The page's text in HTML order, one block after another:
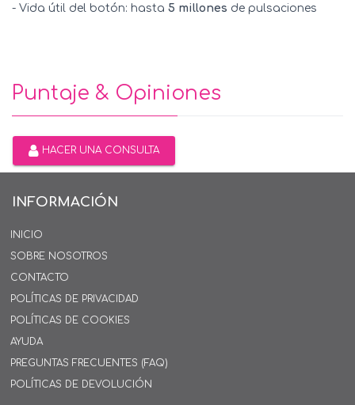
- Vida útil del botón: hasta 5 millones de pulsaciones
Puntaje & Opiniones
HACER UNA CONSULTA
INFORMACIÓN
INICIO
SOBRE NOSOTROS
CONTACTO
POLÍTICAS DE PRIVACIDAD
POLÍTICAS DE COOKIES
AYUDA
PREGUNTAS FRECUENTES (FAQ)
POLÍTICAS DE DEVOLUCIÓN